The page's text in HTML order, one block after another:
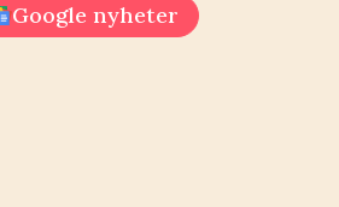
Google nyheter